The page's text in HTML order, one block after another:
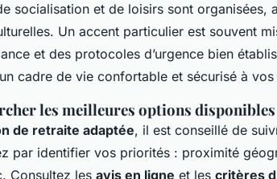
socialisation et de loisirs sont organisées,
Un accent particulier est souvent
et des protocoles d’urgence bien
cadre de vie confortable et sécurisé à
les meilleures options disponibles
de retraite adaptée, il est conseillé de
par identifier vos priorités : proximité
Consultez les avis en ligne et les critères